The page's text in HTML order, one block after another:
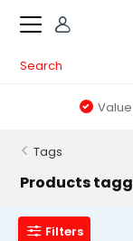
Tags
Products
Filters